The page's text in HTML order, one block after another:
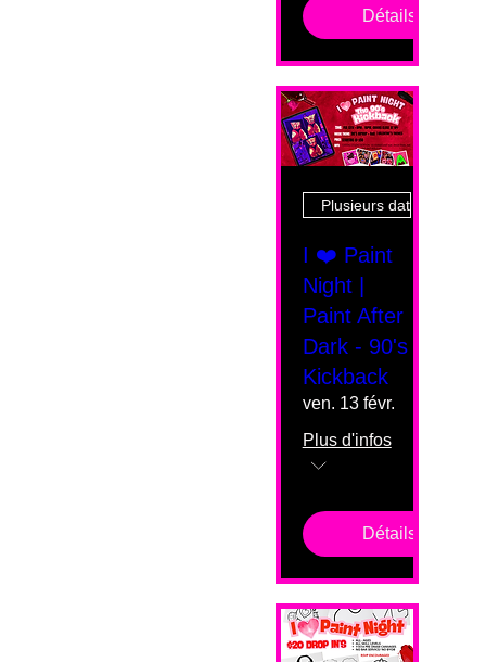
Détails
Plusieurs dates
I ❤️ Paint
Night |
Paint After
Dark - 90's
Kickback
ven. 13 févr.
Plus d'infos
Détails